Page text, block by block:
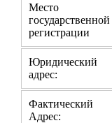
Место
государственной
регистрации
Юридический
адрес:
Фактический
Адрес: